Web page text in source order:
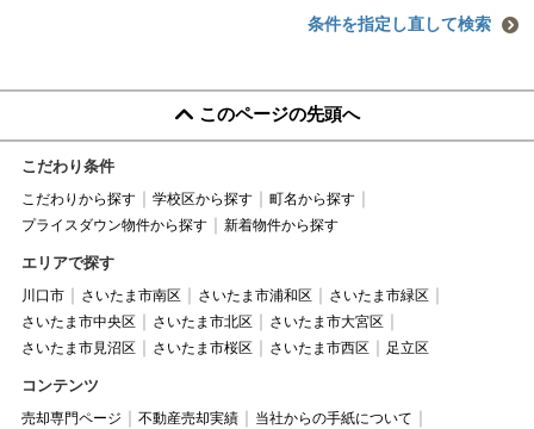
条件を指定し直して検索
このページの先頭へ
こだわり条件
こだわりから探す 学校区から探す
町名から探す
プライスダウン物件から探す
新着物件から探す
エリアで探す
川口市 さいたま市南区 さいたま市浦和区
さいたま市緑区
さいたま市中央区
さいたま市北区
さいたま市大宮区
さいたま市見沼区
さいたま市桜区 さいたま市西区 足立区
コンテンツ
売却専門ページ 不動産売却実績
当社からの手紙について